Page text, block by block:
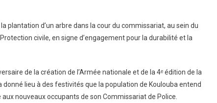
plantation d’un arbre dans la cour du commissariat, au sein du
civile, en signe d’engagement pour la durabilité et la
de la création de l’Armée nationale et de la 4ᵉ édition de la
lieu à des festivités que la population de Koulouba entend
nouveaux occupants de son Commissariat de Police.